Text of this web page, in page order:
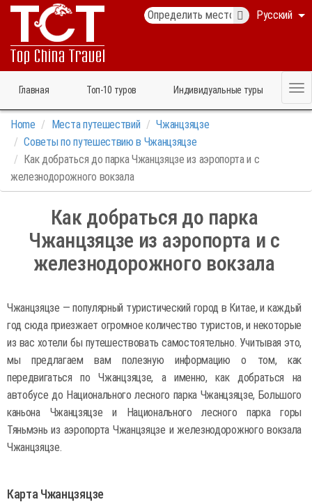
Русский
Главная Топ‑10 туров Индивидуальные туры
Home Места путешествий
Чжанцзяцзе
Советы по путешествию в Чжанцзяцзе
Как добраться до парка Чжанцзяцзе из аэропорта и с
железнодорожного вокзала
Как добраться до парка
Чжанцзяцзе из аэропорта и с
железнодорожного вокзала
Чжанцзяцзе — популярный туристический город в Китае, и каждый
год сюда приезжает огромное количество туристов, и некоторые
из вас хотели бы путешествовать самостоятельно. Учитывая это,
мы предлагаем вам полезную информацию о том, как
передвигаться по Чжанцзяцзе, а именно, как добраться на
автобусе до Национального лесного парка Чжанцзяцзе, Большого
каньона Чжанцзяцзе и Национального лесного парка горы
Тяньмэнь из аэропорта Чжанцзяцзе и железнодорожного вокзала
Чжанцзяцзе.
Карта Чжанцзяцзе